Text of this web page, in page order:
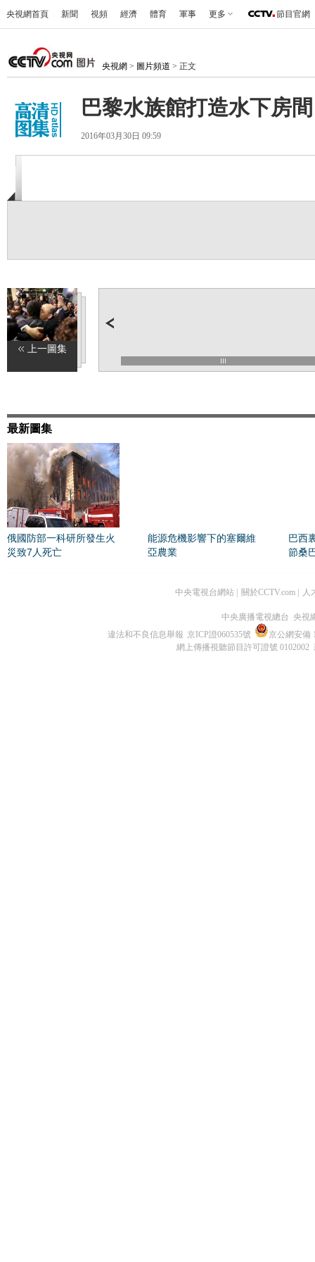
央視網首頁 新聞 視頻 經濟 體育 軍事 更多 節目官網
央視網 > 圖片頻道 > 正文
巴黎水族館打造水下房
2016年03月30日 09:59
上一圖集
最新圖集
俄國防部一科研所發生火
災致7人死亡
能源危機影響下的塞爾維
亞農業
巴西
節桑
中央電視台網站 關於CCTV.com 人
中央廣播電視總台 央視
違法和不良信息舉報 京ICP證060535號
京公網安備
網上傳播視聽節目許可證號 0102002